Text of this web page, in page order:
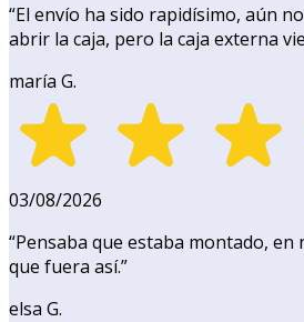
“El envío ha sido rapidísimo, aún
abrir la caja, pero la caja externa
maría G.
03/08/2026
“Pensaba que estaba montado,
que fuera así.”
elsa G.